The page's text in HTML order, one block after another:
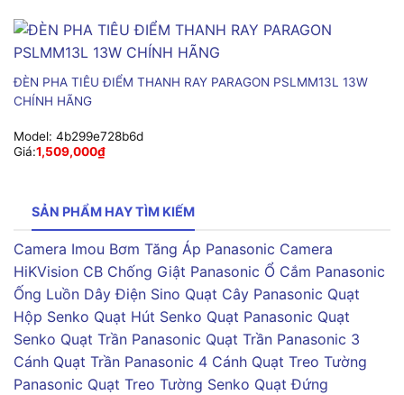
ĐÈN PHA TIÊU ĐIỂM THANH RAY PARAGON PSLMM13L 13W
CHÍNH HÃNG
Model: 4b299e728b6d
Giá:1,509,000₫
SẢN PHẨM HAY TÌM KIẾM
Camera Imou Bơm Tăng Áp Panasonic Camera
HiKVision CB Chống Giật Panasonic Ổ Cắm Panasonic
Ống Luồn Dây Điện Sino Quạt Cây Panasonic Quạt
Hộp Senko Quạt Hút Senko Quạt Panasonic Quạt
Senko Quạt Trần Panasonic Quạt Trần Panasonic 3
Cánh Quạt Trần Panasonic 4 Cánh Quạt Treo Tường
Panasonic Quạt Treo Tường Senko Quạt Đứng